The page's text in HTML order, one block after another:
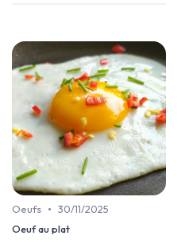
Oeufs • 30/11/2025
Oeuf au plat